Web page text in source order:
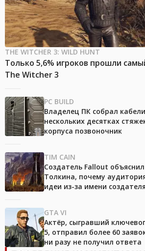
THE WITCHER 3: WILD HUNT
Только 5,6% игроков прошли
The Witcher 3
PC BUILD
Владелец ПК собрал
нескольких десятках
корпуса позвоночник
TIM CAIN
Создатель Fallout
Толкина, почему
идеи из-за имени создателя
GTA VI
Актёр, сыгравший
5, отправил более 60
ни разу не получил ответа